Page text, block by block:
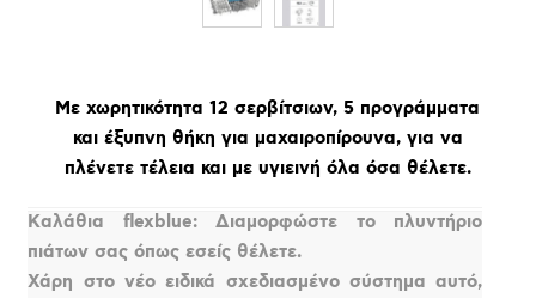
Με χωρητικότητα 12 σερβίτσιων, 5 προγράμματα
και έξυπνη θήκη για μαχαιροπίρουνα, για να
πλένετε τέλεια και με υγιεινή όλα όσα θέλετε.
Kαλάθια flexblue: Διαμορφώστε το πλυντήριο
πιάτων σας όπως εσείς θέλετε.
Χάρη στο νέο ειδικά σχεδιασμένο σύστημα αυτό,